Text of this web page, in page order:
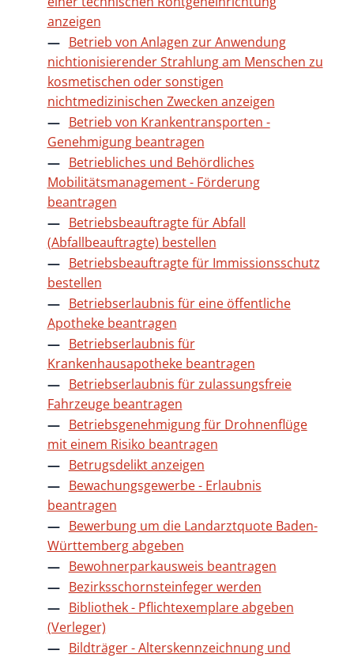
anzeigen
Betrieb von Anlagen zur Anwendung
nichtionisierender Strahlung am Menschen zu
kosmetischen oder sonstigen
nichtmedizinischen Zwecken anzeigen
Betrieb von Krankentransporten -
Genehmigung beantragen
Betriebliches und Behördliches
Mobilitätsmanagement - Förderung
beantragen
Betriebsbeauftragte für Abfall
(Abfallbeauftragte) bestellen
Betriebsbeauftragte für Immissionsschutz
bestellen
Betriebserlaubnis für eine öffentliche
Apotheke beantragen
Betriebserlaubnis für
Krankenhausapotheke beantragen
Betriebserlaubnis für zulassungsfreie
Fahrzeuge beantragen
Betriebsgenehmigung für Drohnenflüge
mit einem Risiko beantragen
Betrugsdelikt anzeigen
Bewachungsgewerbe - Erlaubnis
beantragen
Bewerbung um die Landarztquote Baden-
Württemberg abgeben
Bewohnerparkausweis beantragen
Bezirksschornsteinfeger werden
Bibliothek - Pflichtexemplare abgeben
(Verleger)
Bildträger - Alterskennzeichnung und